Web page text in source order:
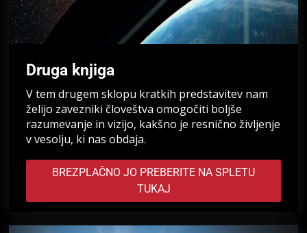
Druga knjiga
V tem drugem sklopu kratkih predstavitev nam
želijo zavezniki človeštva omogočiti boljše
razumevanje in vizijo, kakšno je resnično življenje
v vesolju, ki nas obdaja.
BREZPLAČNO JO PREBERITE NA SPLETU
TUKAJ